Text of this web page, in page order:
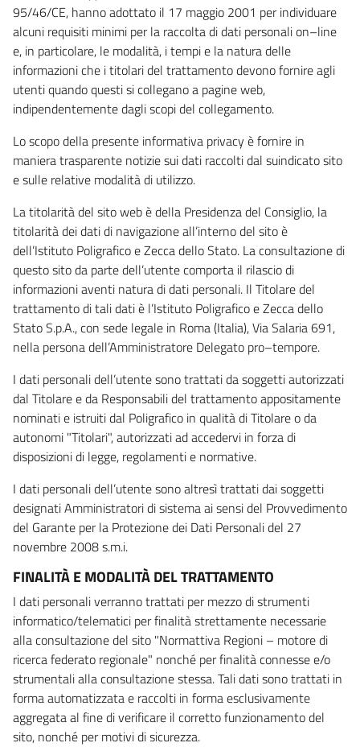
95/46/CE, hanno adottato il 17 maggio 2001 per individuare
alcuni requisiti minimi per la raccolta di dati personali on–line
e, in particolare, le modalità, i tempi e la natura delle
informazioni che i titolari del trattamento devono fornire agli
utenti quando questi si collegano a pagine web,
indipendentemente dagli scopi del collegamento.
Lo scopo della presente informativa privacy è fornire in
maniera trasparente notizie sui dati raccolti dal suindicato sito
e sulle relative modalità di utilizzo.
La titolarità del sito web è della Presidenza del Consiglio, la
titolarità dei dati di navigazione all’interno del sito è
dell’Istituto Poligrafico e Zecca dello Stato. La consultazione di
questo sito da parte dell’utente comporta il rilascio di
informazioni aventi natura di dati personali. Il Titolare del
trattamento di tali dati è l’Istituto Poligrafico e Zecca dello
Stato S.p.A., con sede legale in Roma (Italia), Via Salaria 691,
nella persona dell’Amministratore Delegato pro–tempore.
I dati personali dell’utente sono trattati da soggetti autorizzati
dal Titolare e da Responsabili del trattamento appositamente
nominati e istruiti dal Poligrafico in qualità di Titolare o da
autonomi "Titolari", autorizzati ad accedervi in forza di
disposizioni di legge, regolamenti e normative.
I dati personali dell’utente sono altresì trattati dai soggetti
designati Amministratori di sistema ai sensi del Provvedimento
del Garante per la Protezione dei Dati Personali del 27
novembre 2008 s.m.i.
FINALITÀ E MODALITÀ DEL TRATTAMENTO
I dati personali verranno trattati per mezzo di strumenti
informatico/telematici per finalità strettamente necessarie
alla consultazione del sito "Normattiva Regioni – motore di
ricerca federato regionale" nonché per finalità connesse e/o
strumentali alla consultazione stessa. Tali dati sono trattati in
forma automatizzata e raccolti in forma esclusivamente
aggregata al fine di verificare il corretto funzionamento del
sito, nonché per motivi di sicurezza.